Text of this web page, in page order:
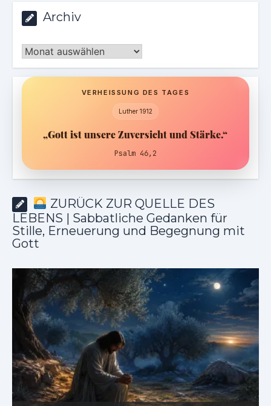
Archiv
Archiv
VERHEISSUNG DES TAGES
Luther 1912
„Gott ist unsere Zuversicht und Stärke.“
Psalm 46,2
ZURÜCK ZUR QUELLE DES
LEBENS | Sabbatliche Gedanken für
Stille, Erneuerung und Begegnung mit
Gott